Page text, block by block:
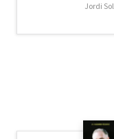
Jordi